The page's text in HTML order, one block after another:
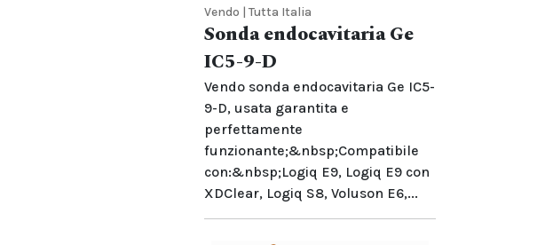
Vendo | Tutta Italia
Sonda endocavitaria Ge
IC5-9-D
Vendo sonda endocavitaria Ge IC5-
9-D, usata garantita e
perfettamente
funzionante;&nbsp;Compatibile
con:&nbsp;Logiq E9, Logiq E9 con
XDClear, Logiq S8, Voluson E6,...